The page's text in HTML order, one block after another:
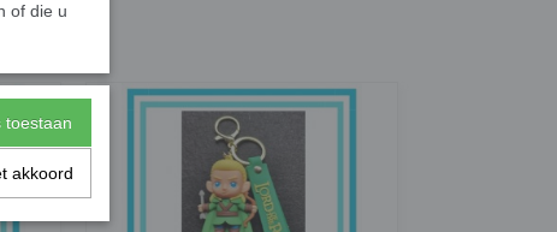
of die u
toestaan
akkoord